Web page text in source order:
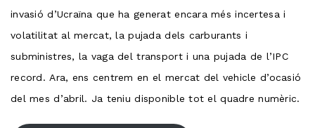
invasió d’Ucraïna que ha generat encara més incertesa i
volatilitat al mercat, la pujada dels carburants i
subministres, la vaga del transport i una pujada de l’IPC
record. Ara, ens centrem en el mercat del vehicle d’ocasió
del mes d’abril. Ja teniu disponible tot el quadre numèric.